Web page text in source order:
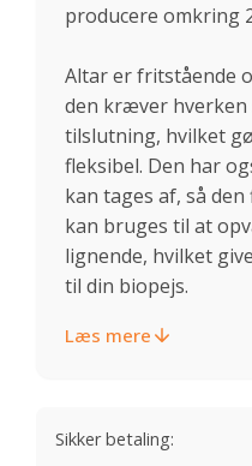
producere omkring
Altar er fritstående
den kræver
tilslutning, hvilket
fleksibel. Den har
kan tages af, så
kan bruges til at
lignende, hvilket
til din biopejs.
Læs mere
Sikker betaling: